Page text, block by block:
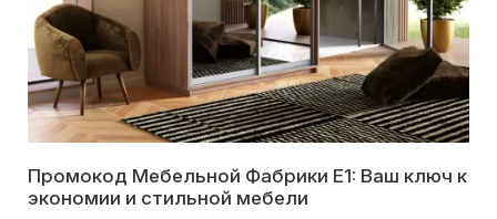
Промокод Мебельной Фабрики Е1: Ваш ключ к
экономии и стильной мебели